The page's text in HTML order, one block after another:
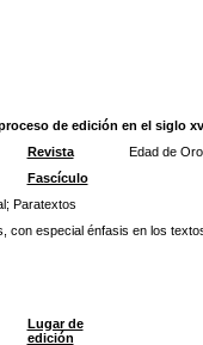
de edición en el siglo
Revista
Edad de Oro
Fascículo
; Paratextos
con especial énfasis en los
Lugar de
edición